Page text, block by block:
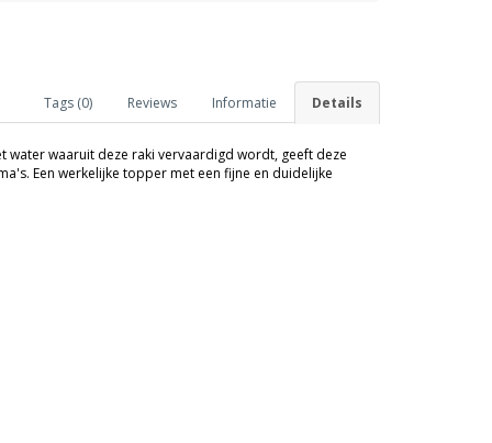
Details
Informatie
Reviews
Tags (0)
water waaruit deze raki vervaardigd wordt, geeft deze
Een werkelijke topper met een fijne en duidelijke